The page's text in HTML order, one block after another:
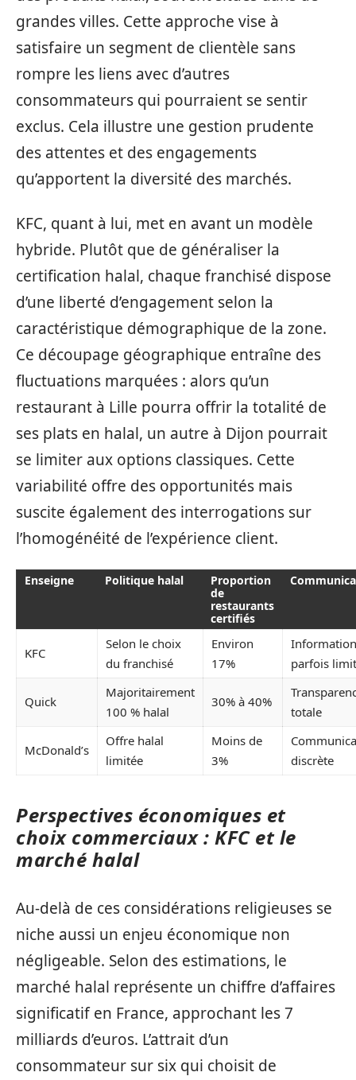
grandes villes. Cette approche vise à
satisfaire un segment de clientèle sans
rompre les liens avec d’autres
consommateurs qui pourraient se sentir
exclus. Cela illustre une gestion prudente
des attentes et des engagements
qu’apportent la diversité des marchés.
KFC, quant à lui, met en avant un modèle
hybride. Plutôt que de généraliser la
certification halal, chaque franchisé dispose
d’une liberté d’engagement selon la
caractéristique démographique de la zone.
Ce découpage géographique entraîne des
fluctuations marquées : alors qu’un
restaurant à Lille pourra offrir la totalité de
ses plats en halal, un autre à Dijon pourrait
se limiter aux options classiques. Cette
variabilité offre des opportunités mais
suscite également des interrogations sur
l’homogénéité de l’expérience client.
Enseigne Politique halal
Proportion
de
restaurants
certifiés
KFC
Selon le choix
du franchisé
Environ
17%
parfois
Quick
Majoritairement
100 % halal
30% à 40%
totale
McDonald’s
Offre halal
limitée
Moins de
3%
discrète
Perspectives économiques et
choix commerciaux : KFC et le
marché halal
Au-delà de ces considérations religieuses se
niche aussi un enjeu économique non
négligeable. Selon des estimations, le
marché halal représente un chiffre d’affaires
significatif en France, approchant les 7
milliards d’euros. L’attrait d’un
consommateur sur six qui choisit de